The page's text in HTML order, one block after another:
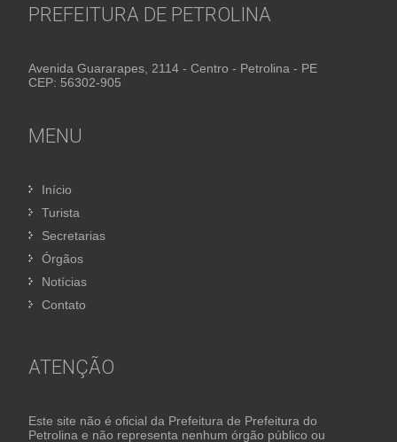
PREFEITURA DE PETROLINA
Avenida Guararapes, 2114 - Centro - Petrolina - PE
CEP: 56302-905
MENU
Início
Turista
Secretarias
Órgãos
Notícias
Contato
ATENÇÃO
Este site não é oficial da Prefeitura de Prefeitura do
Petrolina e não representa nenhum órgão público ou